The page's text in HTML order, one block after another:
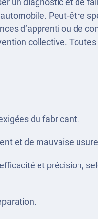
un diagnostic et de
Peut-être
d’apprenti ou de
collective.
du fabricant.
et de mauvaise
et précision,